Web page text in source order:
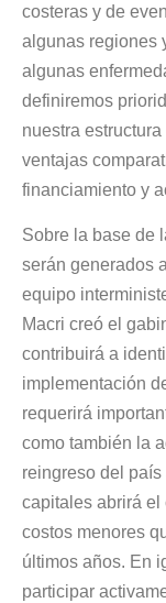
costeras y de
algunas regiones
algunas
definiremos
nuestra
ventajas
financiamiento y
Sobre la base de
serán generados
equipo
Macri creó el
contribuirá a
implementación
requerirá
como también la
reingreso del
capitales abrirá el
costos menores
últimos años. En
participar